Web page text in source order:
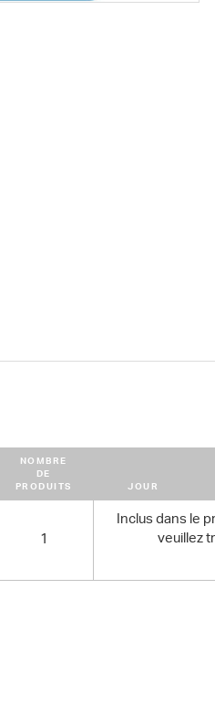
NOMBRE
DE
PRODUITS
JOUR
1
Inclus dans le
veuillez